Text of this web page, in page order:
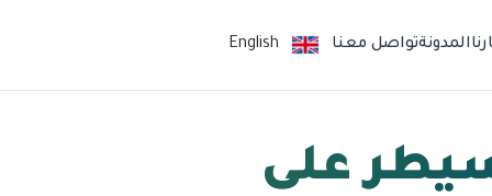
المدونةتواصل معنا
على